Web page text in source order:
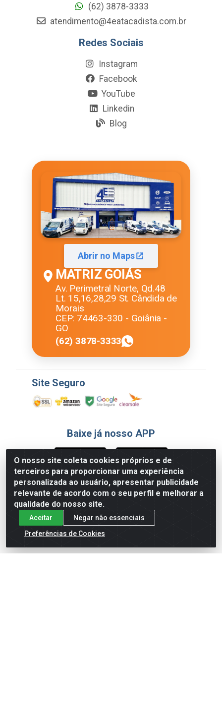
O nosso site coleta cookies próprios e de
terceiros para proporcionar uma experiência
personalizada ao usuário, apresentar publicidade
relevante de acordo com o seu perfil e melhorar a
qualidade do nosso site.
Aceitar
Negar não essenciais
Preferências de Cookies
(62) 3878-3333
atendimento@4eatacadista.com.br
Redes Sociais
Instagram
Facebook
YouTube
Linkedin
Blog
Abrir no Maps
MATRIZ GOIÁS
Av. Perimetral Norte, Qd.48
Lt. 15,16,28,29 St. Cândida de
Morais
CEP: 74463-330 - Goiânia -
GO
(62) 3878-3333
Site Seguro
Baixe já nosso APP
Formas de Pagamento